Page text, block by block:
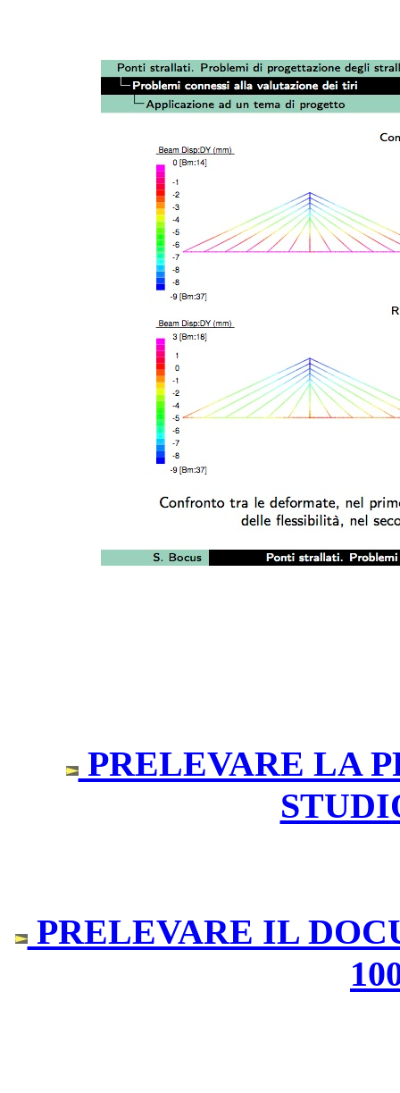
PRELEVARE LA
PRELEVARE IL